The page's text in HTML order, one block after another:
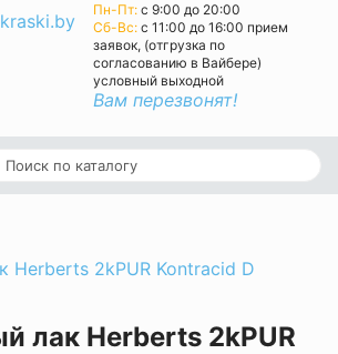
Пн-Пт:с 9:00 до 20:00
Cб-Вс:с 11:00 до 16:00 прием
заявок, (отгрузка по
согласованию в Вайбере)
условный выходной
Вам перезвонят!
Herberts 2kPUR Kontracid D
лак Herberts 2kPUR